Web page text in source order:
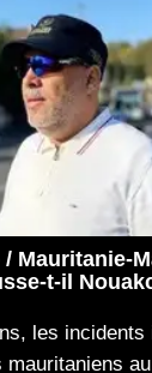
/ Mauritanie-
t-il
les incidents
mauritaniens